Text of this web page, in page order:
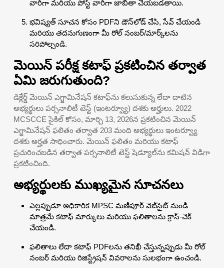
వారీగా మరియు పోస్ట్ వారీగా జాబితా చేయబడతాయి.
భవిష్యత్ సూచన కోసం PDFని డౌన్‌లోడ్ చేసి, సేవ్ చేయండి
మరియు తదనుగుణంగా మీ రోల్ నంబర్/మార్క్‌లను
సరిపోల్చండి.
మెయిన్ పరీక్ష కటాఫ్ ప్రకటించిన తర్వాత
ఏమి జరుగుతుంది?
డిక్లేర్డ్ మెయిన్ ఎగ్జామినేషన్ కటాఫ్‌ను కలుసుకున్న లేదా దాటిన
అభ్యర్థులు పర్సనాలిటీ టెస్ట్ (ఇంటర్వ్యూ) దశకు అర్హులు. 2022
MCSCCE సైకిల్ కోసం, మార్చి 13, 2026న ప్రకటించిన మెయిన్
ఎగ్జామినేషన్ ఫలితం తర్వాత 203 మంది అభ్యర్థులు ఇంటర్వ్యూ
దశకు అర్హత సాధించారు. మెయిన్ ఫలితం మరియు కటాఫ్
ప్రచురించబడిన తర్వాత పర్సనాలిటీ టెస్ట్ షెడ్యూల్‌ను కమిషన్ విడిగా
ప్రకటించింది.
అభ్యర్థులకు ముఖ్యమైన సూచనలు
ఎల్లప్పుడూ అధికారిక MPSC మణిపూర్ వెబ్‌సైట్ నుండి
మాత్రమే కటాఫ్ మార్కులు మరియు ఫలితాలను క్రాస్-చెక్
చేయండి.
ఫలితాలు లేదా కటాఫ్ PDFలను తనిఖీ చేస్తున్నప్పుడు మీ రోల్
నంబర్ మరియు రిజిస్ట్రేషన్ వివరాలను సులభంగా ఉంచండి.